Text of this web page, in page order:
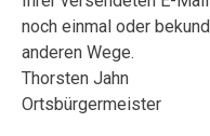
noch einmal oder
anderen Wege.
Thorsten Jahn
Ortsbürgermeister